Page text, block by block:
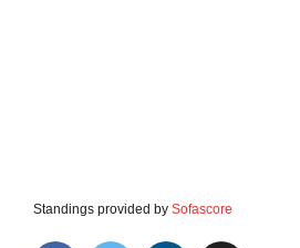
Standings provided by Sofascore